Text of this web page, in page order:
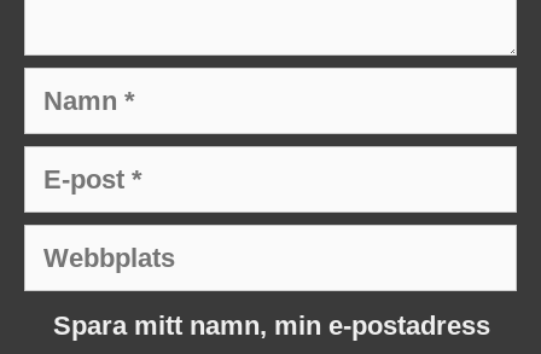
Namn
E-
post
Webbplats
Spara mitt namn, min e-postadress